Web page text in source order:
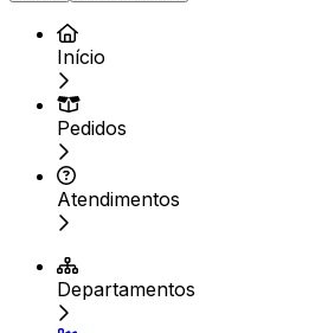
Início
Pedidos
Atendimentos
Departamentos